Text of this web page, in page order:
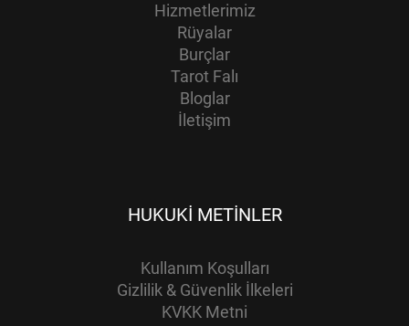
Hizmetlerimiz
Rüyalar
Burçlar
Tarot Falı
Bloglar
İletişim
HUKUKI METINLER
Kullanım Koşulları
Gizlilik & Güvenlik İlkeleri
KVKK Metni